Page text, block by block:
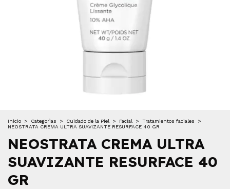
Inicio > Categorìas > Cuidado de la Piel > Facial > Tratamientos faciales
>
NEOSTRATA CREMA ULTRA SUAVIZANTE RESURFACE 40 GR
NEOSTRATA CREMA ULTRA
SUAVIZANTE RESURFACE 40
GR